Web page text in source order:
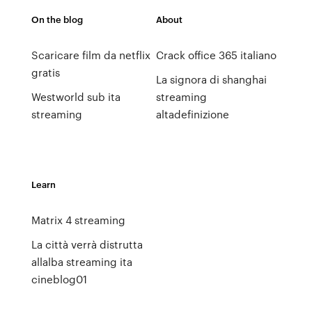
On the blog
Scaricare film da netflix
gratis
Westworld sub ita
streaming
About
Crack office 365 italiano
La signora di shanghai
streaming
altadefinizione
Learn
Matrix 4 streaming
La città verrà distrutta
allalba streaming ita
cineblog01